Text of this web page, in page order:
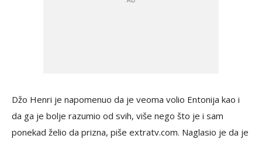
Džo Henri je napomenuo da je veoma volio Entonija kao i
da ga je bolje razumio od svih, više nego što je i sam
ponekad želio da prizna, piše extratv.com. Naglasio je da je